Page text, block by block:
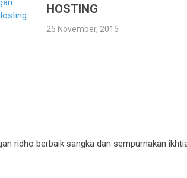
HOSTING
25 November, 2015
ridho berbaik sangka dan sempurnakan